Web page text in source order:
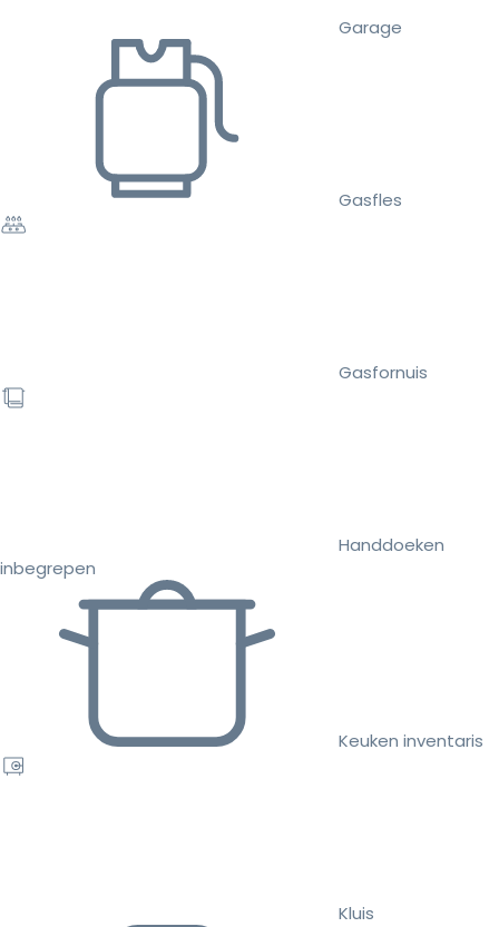
Garage
Gasfles
Gasfornuis
Handdoeken
inbegrepen
Keuken inventaris
Kluis